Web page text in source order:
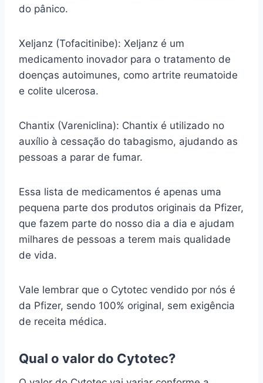
do pânico.
Xeljanz (Tofacitinibe): Xeljanz é um
medicamento inovador para o tratamento de
doenças autoimunes, como artrite reumatoide
e colite ulcerosa.
Chantix (Vareniclina): Chantix é utilizado no
auxílio à cessação do tabagismo, ajudando as
pessoas a parar de fumar.
Essa lista de medicamentos é apenas uma
pequena parte dos produtos originais da Pfizer,
que fazem parte do nosso dia a dia e ajudam
milhares de pessoas a terem mais qualidade
de vida.
Vale lembrar que o Cytotec vendido por nós é
da Pfizer, sendo 100% original, sem exigência
de receita médica.
Qual o valor do Cytotec?